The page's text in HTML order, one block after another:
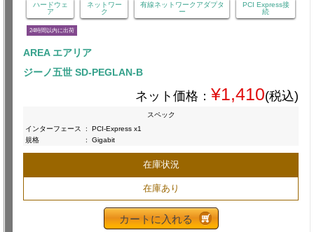
ハードウェ
ア
ネットワー
ク
有線ネットワークアダプタ
ー
PCI Express接
続
24時間以内に出荷
AREA エアリア
ジーノ五世 SD-PEGLAN-B
ネット価格： ¥1,410(税込)
スペック
インターフェース
:
PCI-Express x1
規格
: Gigabit
在庫状況
在庫あり
カートに入れる